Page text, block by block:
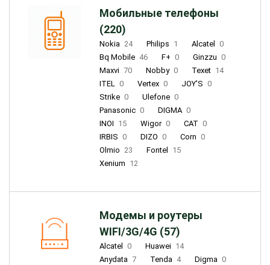
Мобильные телефоны
(220)
Nokia 24 Philips 1 Alcatel
0
Bq Mobile 46 F+ 0 Ginzzu 0
Maxvi 70 Nobby 0 Texet 14
ITEL 0 Vertex 0 JOY'S 0
Strike 0 Ulefone 0
Panasonic 0 DIGMA 0
INOI 15 Wigor 0 CAT 0
IRBIS 0 DIZO 0 Corn 0
Olmio 23 Fontel
15
Xenium 12
Модемы и роутеры
WIFI/3G/4G (57)
Alcatel 0 Huawei 14
Anydata 7 Tenda 4 Digma 0